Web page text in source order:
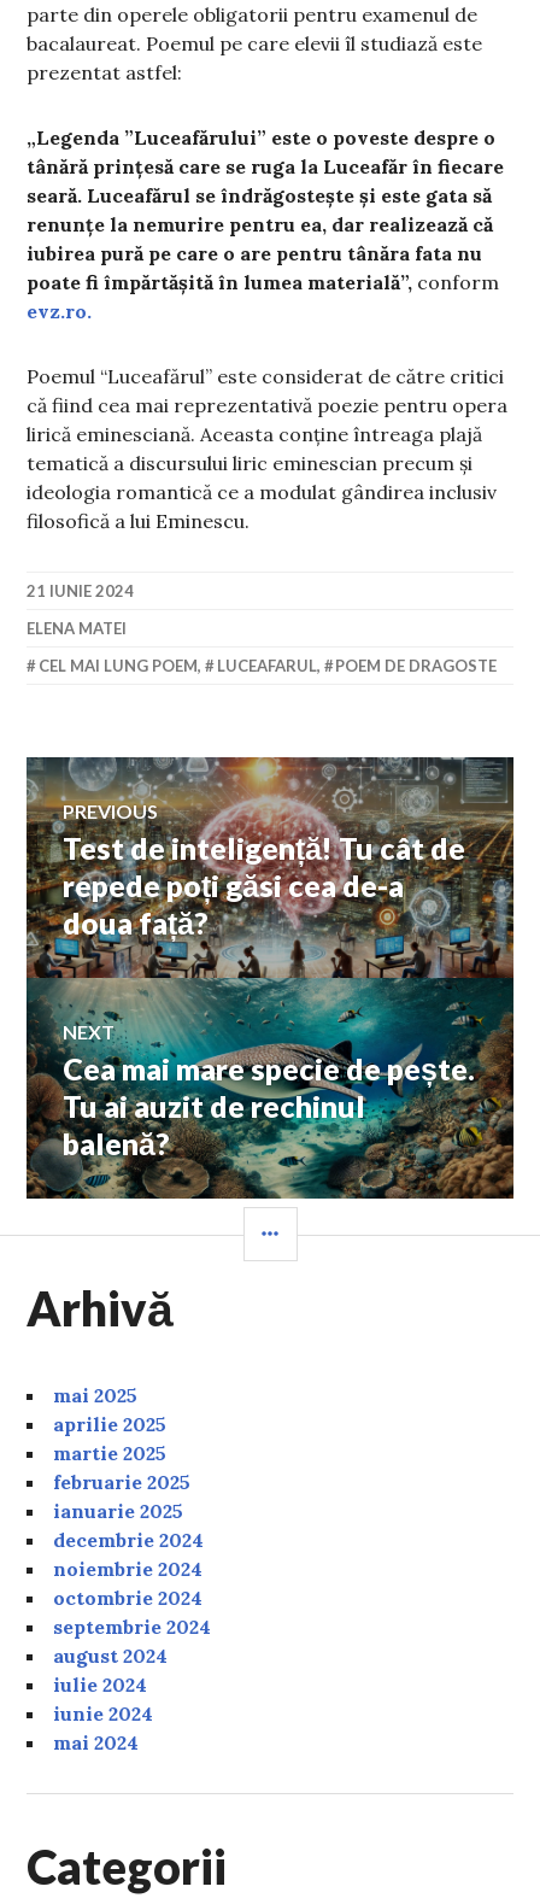
parte din operele obligatorii pentru examenul de
bacalaureat. Poemul pe care elevii îl studiază este
prezentat astfel:
„Legenda ”Luceafărului” este o poveste despre o
tânără prințesă care se ruga la Luceafăr în fiecare
seară. Luceafărul se îndrăgostește și este gata să
renunțe la nemurire pentru ea, dar realizează că
iubirea pură pe care o are pentru tânăra fata nu
poate fi împărtășită în lumea materială”, conform
evz.ro.
Poemul “Luceafărul” este considerat de către critici
că fiind cea mai reprezentativă poezie pentru opera
lirică eminesciană. Aceasta conține întreaga plajă
tematică a discursului liric eminescian precum și
ideologia romantică ce a modulat gândirea inclusiv
filosofică a lui Eminescu.
21 IUNIE 2024
ELENA MATEI
CEL MAI LUNG POEM, LUCEAFARUL, POEM DE DRAGOSTE
Navigare
în
articole
PREVIOUS
Previous
post:
Test de inteligență! Tu cât de
repede poți găsi cea de-a
doua față?
NEXT
Next
post:
Cea mai mare specie de pește.
Tu ai auzit de rechinul
balenă?
Arhivă
mai 2025
aprilie 2025
martie 2025
februarie 2025
ianuarie 2025
decembrie 2024
noiembrie 2024
octombrie 2024
septembrie 2024
august 2024
iulie 2024
iunie 2024
mai 2024
Categorii